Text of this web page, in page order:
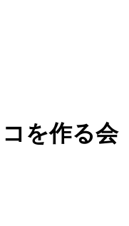
を作る会